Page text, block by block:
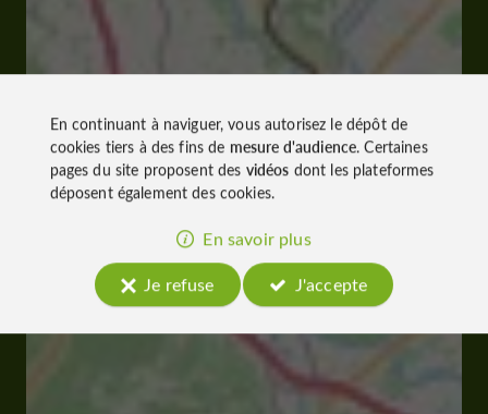
En continuant à naviguer, vous autorisez le dépôt de
cookies tiers à des fins de mesure d'audience. Certaines
pages du site proposent des vidéos dont les plateformes
déposent également des cookies.
En savoir plus
Je refuse
J'accepte